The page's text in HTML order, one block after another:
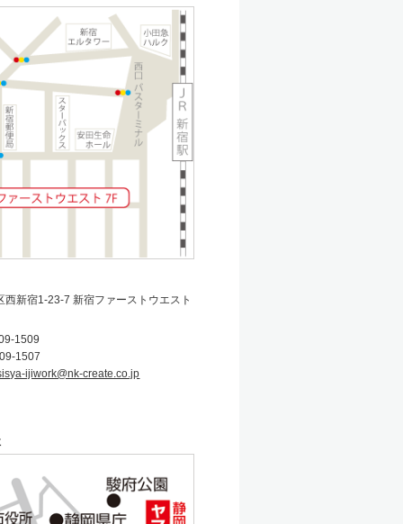
西新宿1-23-7 新宿ファーストウエスト
1509
1507
ijiwork@nk-create.co.jp